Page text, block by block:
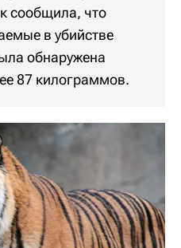
сообщила, что
в убийстве
обнаружена
87 килограммов.